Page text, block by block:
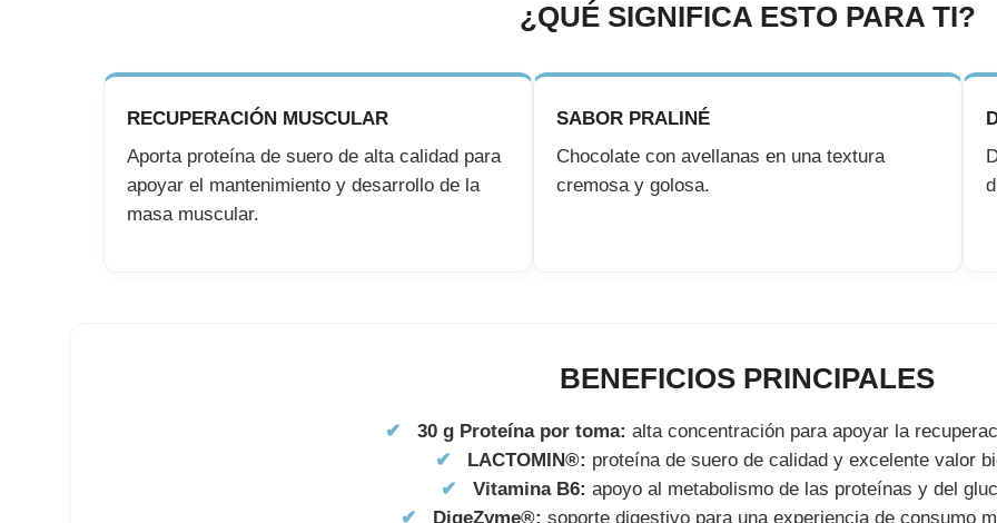
¿QUÉ SIGNIFICA ESTO PARA TI?
RECUPERACIÓN MUSCULAR
Aporta proteína de suero de alta calidad para
apoyar el mantenimiento y desarrollo de la
masa muscular.
SABOR PRALINÉ
Chocolate con avellanas en una textura
cremosa y golosa.
BENEFICIOS PRINCIPALES
✔ 30 g Proteína por toma: alta concentración para apoyar la
✔
LACTOMIN®: proteína de suero de calidad y excelente valor
✔
Vitamina B6: apoyo al metabolismo de las proteínas y del
✔
DigeZyme®: soporte digestivo para una experiencia de consumo